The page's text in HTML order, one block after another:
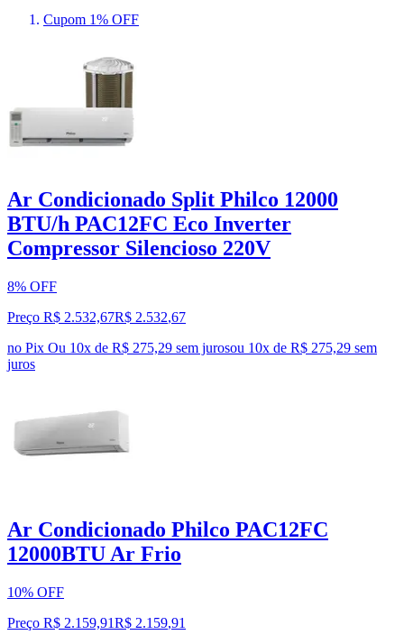
Cupom 1% OFF
Ar Condicionado Split Philco 12000
BTU/h PAC12FC Eco Inverter
Compressor Silencioso 220V
8% OFF
Preço R$ 2.532,67R$ 2.532,67
no Pix Ou 10x de R$ 275,29 sem jurosou 10x de R$ 275,29 sem
juros
Ar Condicionado Philco PAC12FC
12000BTU Ar Frio
10% OFF
Preço R$ 2.159,91R$ 2.159,91